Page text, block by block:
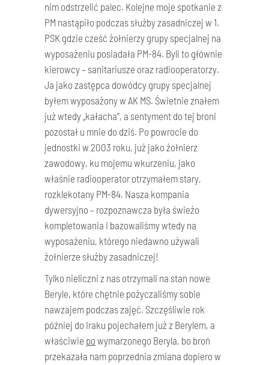
nim odstrzelić palec. Kolejne moje spotkanie z
PM nastąpiło podczas służby zasadniczej w 1.
PSK gdzie cześć żołnierzy grupy specjalnej na
wyposażeniu posiadała PM-84. Byli to głównie
kierowcy – sanitariusze oraz radiooperatorzy.
Ja jako zastępca dowódcy grupy specjalnej
byłem wyposażony w AK MS. Świetnie znałem
już wtedy „kałacha”, a sentyment do tej broni
pozostał u mnie do dziś. Po powrocie do
jednostki w 2003 roku, już jako żołnierz
zawodowy, ku mojemu wkurzeniu, jako
właśnie radiooperator otrzymałem stary,
rozklekotany PM-84. Nasza kompania
dywersyjno – rozpoznawcza była świeżo
kompletowania i bazowaliśmy wtedy na
wyposażeniu, którego niedawno używali
żołnierze służby zasadniczej!
Tylko nieliczni z nas otrzymali na stan nowe
Beryle, które chętnie pożyczaliśmy sobie
nawzajem podczas zajęć. Szczęśliwie rok
później do Iraku pojechałem już z Berylem, a
właściwie po wymarzonego Beryla, bo broń
przekazała nam poprzednia zmiana dopiero w